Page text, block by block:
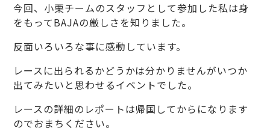
今回、小栗チームのスタッフとして参加した私は身
をもってBAJAの厳しさを知りました。
反面いろいろな事に感動しています。
レースに出られるかどうかは分かりませんがいつか
出てみたいと思わせるイベントでした。
レースの詳細のレポートは帰国してからになります
のでおまちください。